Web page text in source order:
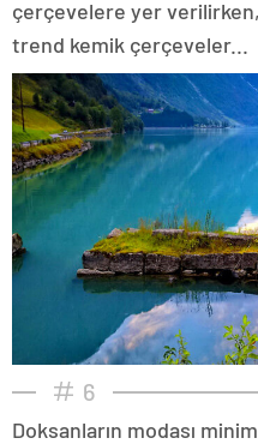
çerçevelere yer
trend kemik çerçeveler...
6
Doksanların modası